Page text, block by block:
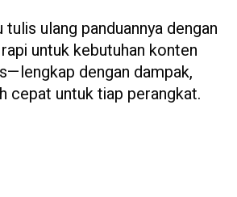
tulis ulang panduannya dengan
untuk kebutuhan konten
dengan dampak,
cepat untuk tiap perangkat.